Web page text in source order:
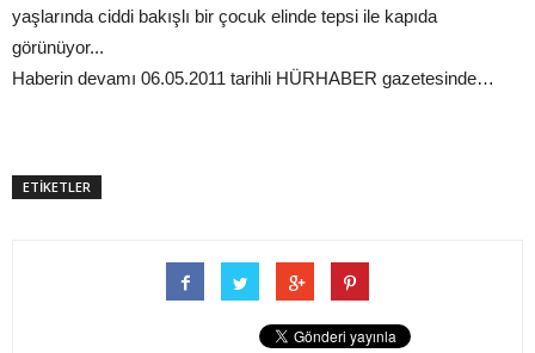
yaşlarında ciddi bakışlı bir çocuk elinde tepsi ile kapıda
görünüyor...
Haberin devamı 06.05.2011 tarihli HÜRHABER gazetesinde…
ETİKETLER